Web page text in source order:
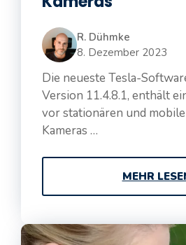
R. Dühmke
8. Dezember 2023
Die neueste Tesla-
Version 11.4.8.1, enthält
vor stationären und
Kameras …
MEHR